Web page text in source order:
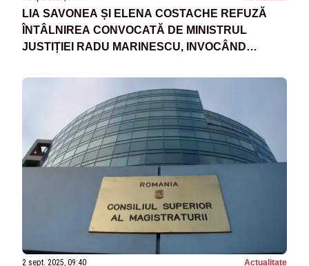
LIA SAVONEA ȘI ELENA COSTACHE REFUZĂ
ÎNTÂLNIREA CONVOCATĂ DE MINISTRUL
JUSTIȚIEI RADU MARINESCU, INVOCÂND
LEGAT DE PENSIILE SPECIALE
2 sept. 2025, 09:40 Actualitate